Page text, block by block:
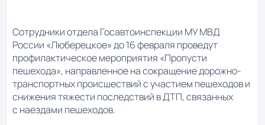
Сотрудники отдела Госавтоинспекции МУ МВД
России «Люберецкое» до 16 февраля проведут
профилактическое мероприятия «Пропусти
пешехода», направленное на сокращение дорожно-
транспортных происшествий с участием пешеходов и
снижения тяжести последствий в ДТП, связанных
с наездами пешеходов.